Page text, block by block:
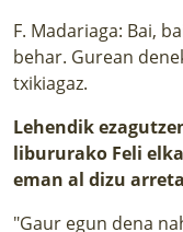
F. Madariaga: Bai,
behar. Gurean
txikiagaz.
Lehendik
libururako Feli
eman al dizu
"Gaur egun dena